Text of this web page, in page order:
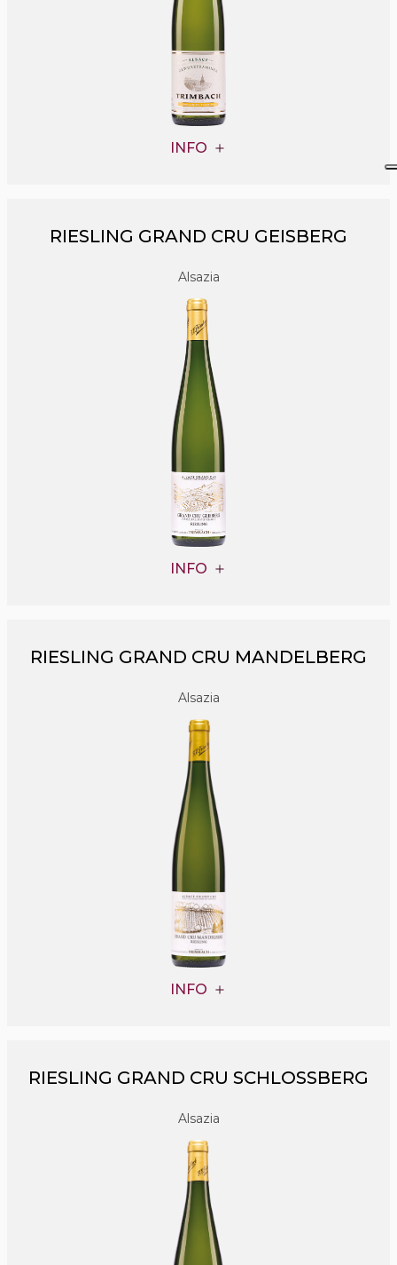
INFO
RIESLING GRAND CRU GEISBERG
Alsazia
INFO
RIESLING GRAND CRU MANDELBERG
Alsazia
INFO
RIESLING GRAND CRU SCHLOSSBERG
Alsazia